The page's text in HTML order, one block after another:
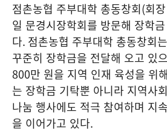
점촌농협 주부대학 총동창회(회
일 문경시장학회를 방문해 장학금
다. 점촌농협 주부대학 총동창회는
꾸준히 장학금을 전달해 오고 있
800만 원을 지역 인재 육성을 위
는 장학금 기탁뿐 아니라 지역사
나눔 행사에도 적극 참여하며 지
을 이어가고 있다.